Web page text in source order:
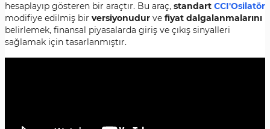
hesaplayıp gösteren bir araçtır. Bu araç, standart CCI'Osilatör
modifiye edilmiş bir versiyonudur ve fiyat dalgalanmalarını
belirlemek, finansal piyasalarda giriş ve çıkış sinyalleri
sağlamak için tasarlanmıştır.